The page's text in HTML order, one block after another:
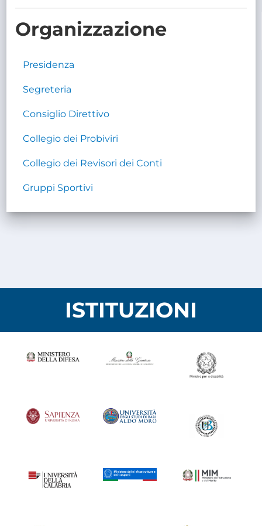
Organizzazione
Presidenza
Segreteria
Consiglio Direttivo
Collegio dei Probiviri
Collegio dei Revisori dei Conti
Gruppi Sportivi
ISTITUZIONI